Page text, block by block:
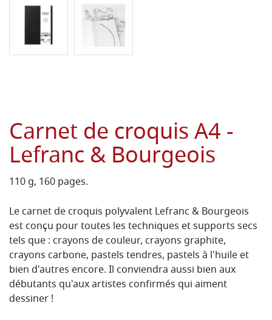
Carnet de croquis A4 -
Lefranc & Bourgeois
110 g, 160 pages.
Le carnet de croquis polyvalent Lefranc & Bourgeois
est conçu pour toutes les techniques et supports secs
tels que : crayons de couleur, crayons graphite,
crayons carbone, pastels tendres, pastels à l'huile et
bien d'autres encore. Il conviendra aussi bien aux
débutants qu'aux artistes confirmés qui aiment
dessiner !